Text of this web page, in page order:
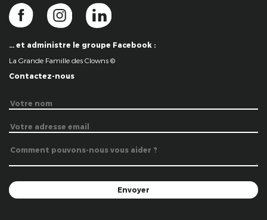
… et administre le groupe Facebook :
La Grande Famille des Clowns ©
Contactez-nous